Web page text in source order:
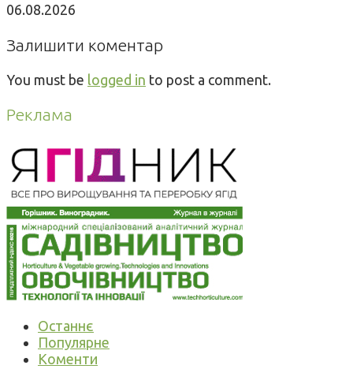
06.08.2026
Залишити коментар
You must be logged in to post a comment.
Реклама
Останнє
Популярне
Коменти